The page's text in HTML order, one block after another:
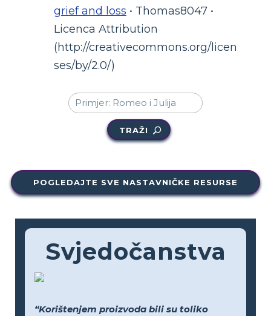
grief and loss • Thomas8047 •
Licenca Attribution
(http://creativecommons.org/licen
ses/by/2.0/)
TRAŽI
POGLEDAJTE SVE NASTAVNIČKE RESURSE
Svjedočanstva
“Korištenjem proizvoda bili su toliko